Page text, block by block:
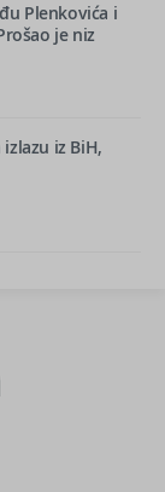
Plenkovića i
je niz
iz BiH,